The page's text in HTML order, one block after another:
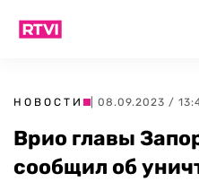
НОВОСТИ | 08.09.2023 /
Врио главы
сообщил об